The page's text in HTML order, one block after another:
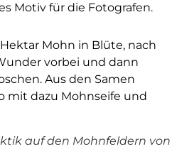
Motiv für die Fotografen.
Mohn in Blüte, nach
vorbei und dann
Aus den Samen
mit dazu Mohnseife und
auf den Mohnfeldern von